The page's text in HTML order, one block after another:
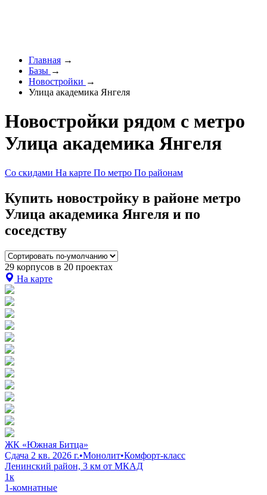
Главная →
Базы →
Новостройки →
Улица академика Янгеля
Новостройки рядом с метро
Улица академика Янгеля
Со скидами На карте По метро По районам
Купить новостройку в районе метро
Улица академика Янгеля и по
соседству
29 корпусов в 20 проектах
На карте
ЖК «Южная Битца»
Сдача 2 кв. 2026 г.•Монолит•Комфорт-класс
Ленинский район, 3 км от МКАД
1к
1-комнатные